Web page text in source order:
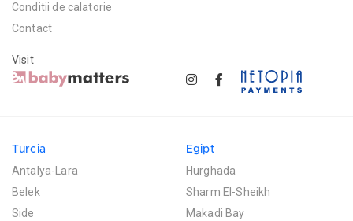
Conditii de calatorie
Contact
Visit
Turcia
Antalya-Lara
Belek
Side
Egipt
Hurghada
Sharm El-Sheikh
Makadi Bay